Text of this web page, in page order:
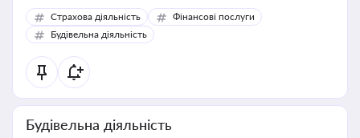
корисне для власника бізнесу, керівника, юриста або
бухгалтера під час оподаткування, приватизації, оренди
державного майна, корпоративних угод і перевірки
статусу суб'єктів оціночної діяльності
Страхова діяльність
Фінансові послуги
Будівельна діяльність
Будівельна діяльність